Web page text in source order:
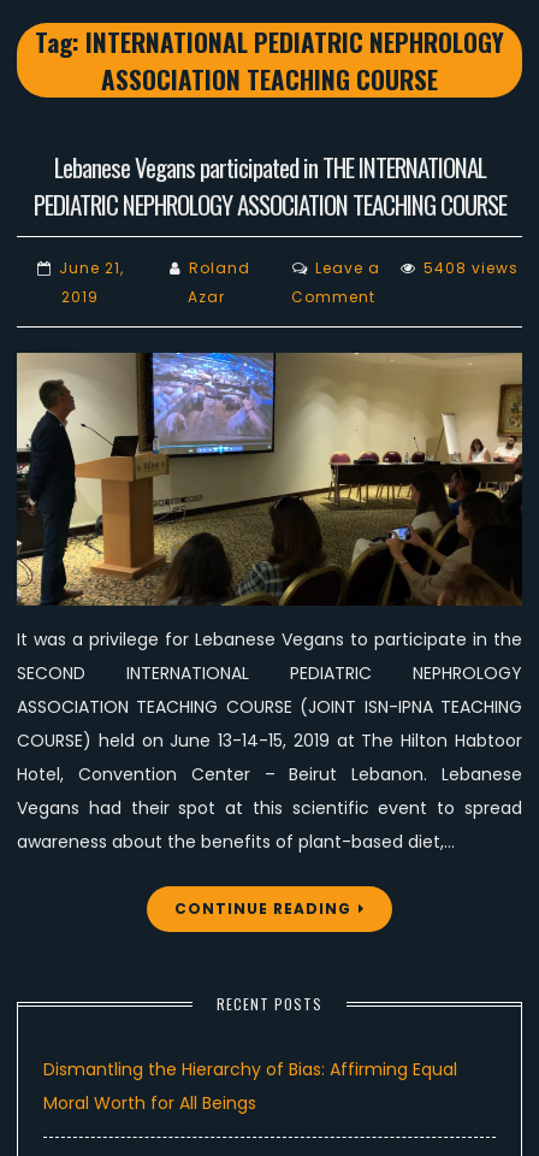
Tag: INTERNATIONAL PEDIATRIC NEPHROLOGY
ASSOCIATION TEACHING COURSE
Lebanese Vegans participated in THE INTERNATIONAL
PEDIATRIC NEPHROLOGY ASSOCIATION TEACHING COURSE
June 21,
2019
Roland
Azar
Leave a
Commenton
Lebanese
Vegans
in
INTERNATIONAL
PEDIATRIC
NEPHROLOGY
ASSOCIATION
TEACHING
5408 views
It was a privilege for Lebanese Vegans to participate in the
SECOND INTERNATIONAL PEDIATRIC NEPHROLOGY
ASSOCIATION TEACHING COURSE (JOINT ISN-IPNA TEACHING
COURSE) held on June 13-14-15, 2019 at The Hilton Habtoor
Hotel, Convention Center – Beirut Lebanon. Lebanese
Vegans had their spot at this scientific event to spread
awareness about the benefits of plant-based diet,…
CONTINUE READING
RECENT POSTS
Dismantling the Hierarchy of Bias: Affirming Equal
Moral Worth for All Beings